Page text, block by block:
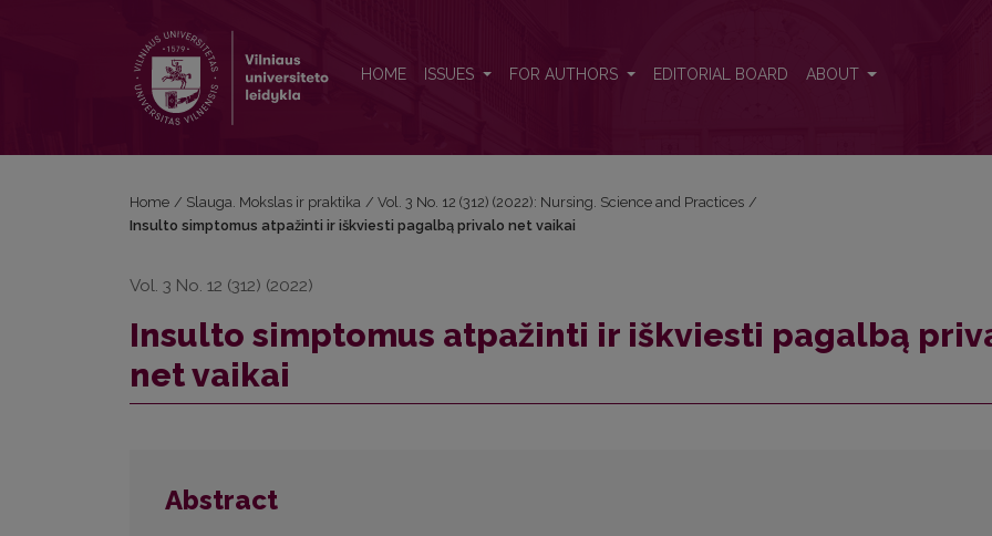
HOME ISSUES FOR AUTHORS EDITORIAL BOARD ABOUT
Home / Slauga. Mokslas ir praktika / Vol. 3 No. 12 (312) (2022): Nursing. Science and Practices /
Insulto simptomus atpažinti ir iškviesti pagalbą privalo net vaikai
Vol. 3 No. 12 (312) (2022)
Insulto simptomus atpažinti ir iškviesti pagalbą
net vaikai
Abstract